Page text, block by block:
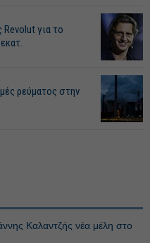
Revolut για το
ρεύματος στην
Καλαντζής νέα μέλη στο